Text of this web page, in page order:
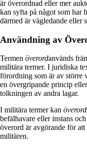
är överordnad eller mer
kan syfta på något som har
därmed är vägledande eller
Användning av
Termen överordanvänds
militära termer. I juridiska
förordning som är av större
en övergripande princip
tolkningen av andra lagar.
I militära termer kan överord
befälhavare eller instans
överord är avgörande för
militären.